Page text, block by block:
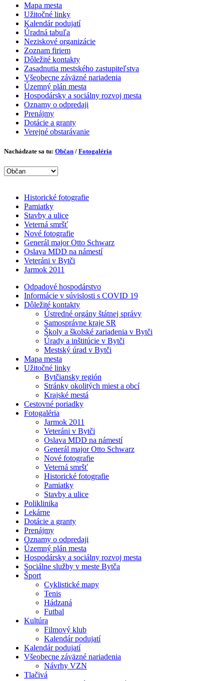
Mapa mesta
Užitočné linky
Kalendár podujatí
Úradná tabuľa
Neziskové organizácie
Zoznam firiem
Dôležité kontakty
Zasadnutia mestského zastupiteľstva
Všeobecne záväzné nariadenia
Územný plán mesta
Hospodársky a sociálny rozvoj mesta
Oznamy o odpredaji
Prenájmy
Dotácie a granty
Verejné obstarávanie
Nachádzate sa tu: Občan / Fotogaléria
Historické fotografie
Pamiatky
Stavby a ulice
Veterná smršť
Nové fotografie
Generál major Otto Schwarz
Oslava MDD na námestí
Veteráni v Bytči
Jarmok 2011
Odpadové hospodárstvo
Informácie v súvislosti s COVID 19
Dôležité kontakty
Ústredné orgány štátnej správy
Samosprávne kraje SR
Školy a školské zariadenia v Bytči
Úrady a inštitúcie v Bytči
Mestský úrad v Bytči
Mapa mesta
Užitočné linky
Bytčiansky región
Stránky okolitých miest a obcí
Krajské mestá
Cestovné poriadky
Fotogaléria
Jarmok 2011
Veteráni v Bytči
Oslava MDD na námestí
Generál major Otto Schwarz
Nové fotografie
Veterná smršť
Historické fotografie
Pamiatky
Stavby a ulice
Poliklinika
Lekárne
Dotácie a granty
Prenájmy
Oznamy o odpredaji
Územný plán mesta
Hospodársky a sociálny rozvoj mesta
Sociálne služby v meste Bytča
Šport
Cyklistické mapy
Tenis
Hádzaná
Futbal
Kultúra
Filmový klub
Kalendár podujatí
Kalendár podujatí
Všeobecne záväzné nariadenia
Návrhy VZN
Tlačivá